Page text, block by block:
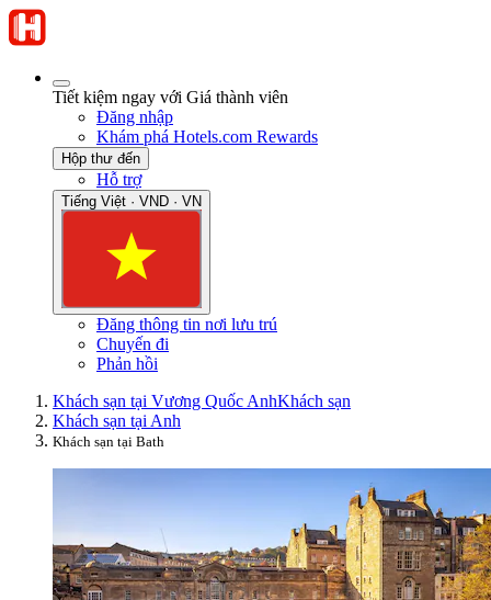
Tiết kiệm ngay với Giá thành viên
Đăng nhập
Khám phá Hotels.com Rewards
Hộp thư đến
Hỗ trợ
Tiếng Việt · VND · VN
Đăng thông tin nơi lưu trú
Chuyến đi
Phản hồi
Khách sạn tại Vương Quốc AnhKhách sạn
Khách sạn tại Anh
Khách sạn tại Bath